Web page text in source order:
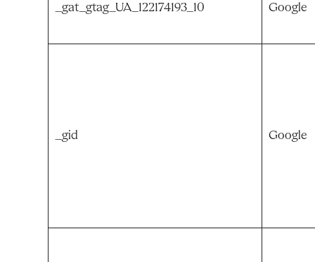
_gat_gtag_UA_122174193_10 Google
_gid Google